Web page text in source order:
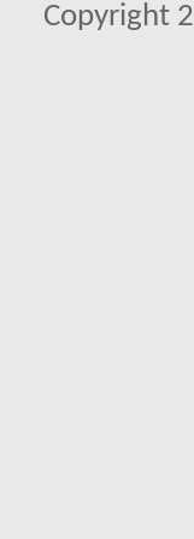
Copyright